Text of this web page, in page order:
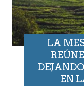
LA
EN